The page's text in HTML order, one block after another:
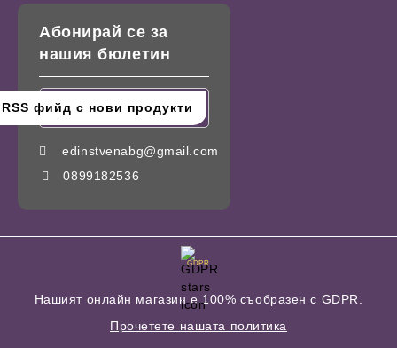
Абонирай се за
нашия бюлетин
edinstvenabg@gmail.com
0899182536
GDPR
Нашият онлайн магазин е 100% съобразен с GDPR.
Прочетете нашата политика